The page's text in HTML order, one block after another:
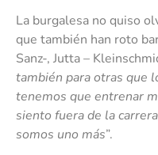
La burgalesa no quiso
que también han roto
Sanz-, Jutta –
también para otras que
tenemos que entrenar
siento fuera de la
somos uno más”.